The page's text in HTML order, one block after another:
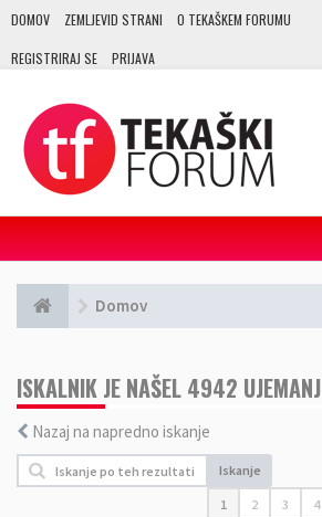
DOMOV ZEMLJEVID STRANI O TEKAŠKEM FORUMU
REGISTRIRAJ SE PRIJAVA
Domov
ISKALNIK JE NAŠEL 4942 UJEMANJ
Nazaj na napredno iskanje
Iskanje
1 2 3 4